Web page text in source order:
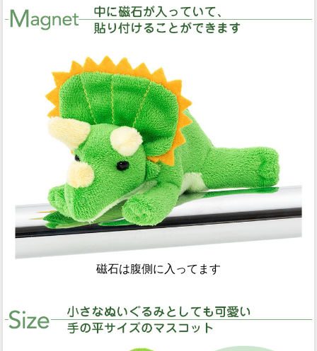
磁石は腹側に入ってます